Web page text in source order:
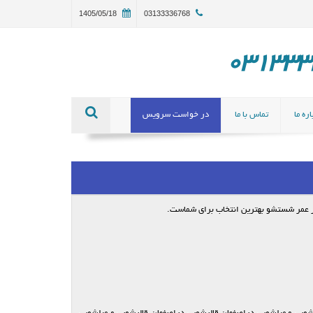
03133336768
1405/05/18
ما تماس با ما در خواست سرویس
عمر شستشو بهترین انتخاب برای شماست.